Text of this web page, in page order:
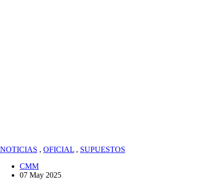
NOTICIAS , OFICIAL , SUPUESTOS
CMM
07 May 2025